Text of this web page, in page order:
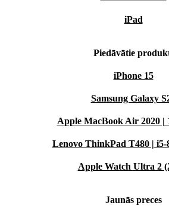
iPad
Piedāvātie
iPhone 15
Samsung Galaxy
Apple MacBook Air 2020 |
Lenovo ThinkPad T480 | i5-
Apple Watch Ultra 2
Jaunās preces